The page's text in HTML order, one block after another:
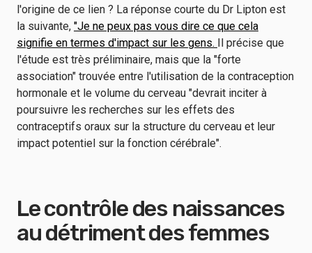
l'origine de ce lien ? La réponse courte du Dr Lipton est
la suivante, "Je ne peux pas vous dire ce que cela
signifie en termes d'impact sur les gens. Il précise que
l'étude est très préliminaire, mais que la "forte
association" trouvée entre l'utilisation de la contraception
hormonale et le volume du cerveau "devrait inciter à
poursuivre les recherches sur les effets des
contraceptifs oraux sur la structure du cerveau et leur
impact potentiel sur la fonction cérébrale".
Le contrôle des naissances
au détriment des femmes